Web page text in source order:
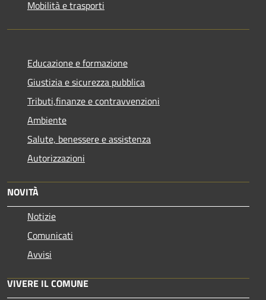
Mobilità e trasporti
Educazione e formazione
Giustizia e sicurezza pubblica
Tributi,finanze e contravvenzioni
Ambiente
Salute, benessere e assistenza
Autorizzazioni
NOVITÀ
Notizie
Comunicati
Avvisi
VIVERE IL COMUNE